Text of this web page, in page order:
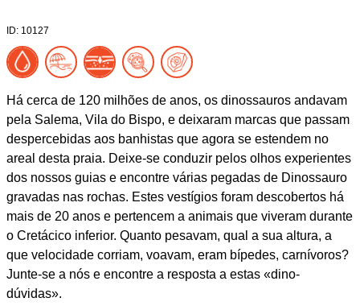
ID: 10127
Há cerca de 120 milhões de anos, os dinossauros andavam
pela Salema, Vila do Bispo, e deixaram marcas que passam
despercebidas aos banhistas que agora se estendem no
areal desta praia. Deixe-se conduzir pelos olhos experientes
dos nossos guias e encontre várias pegadas de Dinossauro
gravadas nas rochas. Estes vestígios foram descobertos há
mais de 20 anos e pertencem a animais que viveram durante
o Cretácico inferior. Quanto pesavam, qual a sua altura, a
que velocidade corriam, voavam, eram bípedes, carnívoros?
Junte-se a nós e encontre a resposta a estas «dino-
dúvidas».